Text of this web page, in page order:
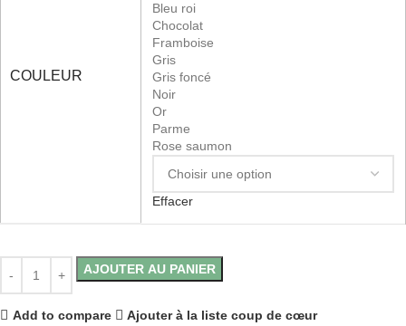
COULEUR
Bleu roi
Chocolat
Framboise
Gris
Gris foncé
Noir
Or
Parme
Rose saumon
Effacer
AJOUTER AU PANIER
Add to compare Ajouter à la liste coup de cœur